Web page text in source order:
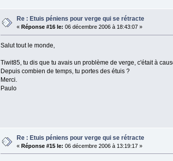
Re : Etuis péniens pour verge qui se rétracte
« Réponse #16 le: 06 décembre 2006 à 18:43:07 »
Salut tout le monde,
Tiwit85, tu dis que tu avais un problème de verge, c'était à
Depuis combien de temps, tu portes des étuis ?
Merci.
Paulo
Re : Etuis péniens pour verge qui se rétracte
« Réponse #15 le: 06 décembre 2006 à 13:19:17 »